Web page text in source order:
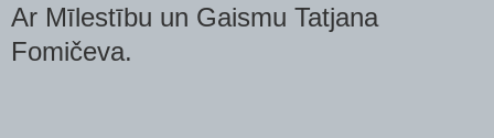
Ar Mīlestību un Gaismu Tatjana
Fomičeva.